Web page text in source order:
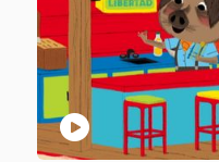
play_circle